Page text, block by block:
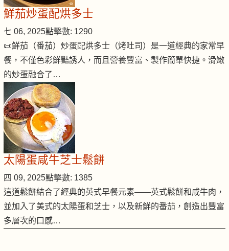
鮮茄炒蛋配烘多士
七 06, 2025點擊數: 1290
📜鮮茄（番茄）炒蛋配烘多士（烤吐司）是一道經典的家常早
餐，不僅色彩鮮豔誘人，而且營養豐富、製作簡單快捷。滑嫩
的炒蛋融合了…
太陽蛋咸牛芝士鬆餅
四 09, 2025點擊數: 1385
這道鬆餅結合了經典的英式早餐元素——英式鬆餅和咸牛肉，
並加入了美式的太陽蛋和芝士，以及新鮮的番茄，創造出豐富
多層次的口感…